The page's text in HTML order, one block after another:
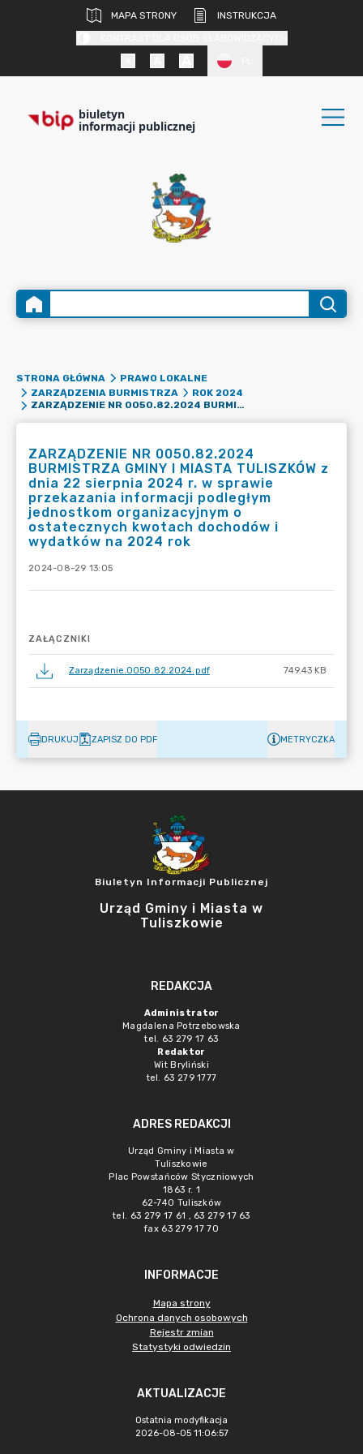
MAPA STRONY
INSTRUKCJA
biuletyn
informacji publicznej
STRONA GŁÓWNA
PRAWO LOKALNE
ZARZĄDZENIA BURMISTRZA
ROK 2024
ZARZĄDZENIE NR 0050.82.2024 BURMISTRZA GMINY I MIASTA TULISZKÓW Z DNIA 22 SIERPNIA 2024 R. W SPRAWIE PRZEKAZANIA INFORMACJI PODLEGŁYM JEDNOSTKOM ORGANIZACYJNYM O OSTATECZNYCH KWOTACH DOCHODÓW I WYDATKÓW NA 2024 ROK
ZARZĄDZENIE NR 0050.82.2024
BURMISTRZA GMINY I MIASTA TULISZKÓW z
dnia 22 sierpnia 2024 r. w sprawie
przekazania informacji podległym
jednostkom organizacyjnym o
ostatecznych kwotach dochodów i
wydatków na 2024 rok
2024-08-29 13:05
ZAŁĄCZNIKI
Zarządzenie.0050.82.2024.pdf 749.43 KB
DRUKUJ ZAPISZ DO PDF METRYCZKA
Biuletyn Informacji Publicznej
Urząd Gminy i Miasta w
Tuliszkowie
REDAKCJA
Administrator
Magdalena Potrzebowska
tel. 63 279 17 63
Redaktor
Wit Bryliński
tel. 63 279 1777
ADRES REDAKCJI
Urząd Gminy i Miasta w
Tuliszkowie
Plac Powstańców Styczniowych
1863 r. 1
62-740 Tuliszków
tel. 63 279 17 61 , 63 279 17 63
fax 63 279 17 70
INFORMACJE
Mapa strony
Ochrona danych osobowych
Rejestr zmian
Statystyki odwiedzin
AKTUALIZACJE
Ostatnia modyfikacja
2026-08-05 11:06:57